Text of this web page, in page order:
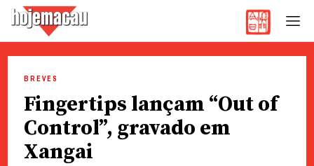
content
BREVES
Fingertips lançam “Out of
Control”, gravado em
Xangai